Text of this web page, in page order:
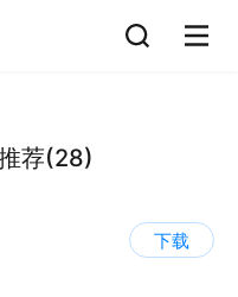
荐(28)
下载